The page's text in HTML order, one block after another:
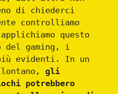
di chiederci
controlliamo
questo
del gaming, i
evidenti. In un
gli
potrebbero